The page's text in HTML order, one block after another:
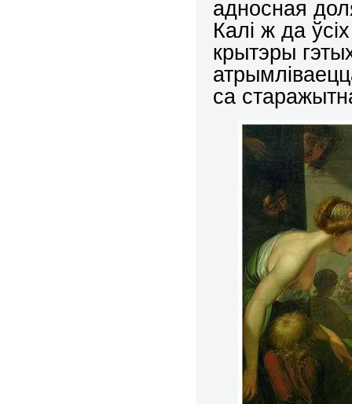
адносная
Калі ж да
крытэры
са